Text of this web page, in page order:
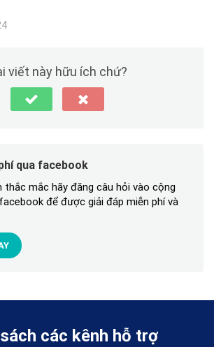
viết này hữu ích chứ?
qua facebook
thắc mắc hãy đăng câu hỏi vào cộng
để được giải đáp miễn phí và
các kênh hỗ trợ